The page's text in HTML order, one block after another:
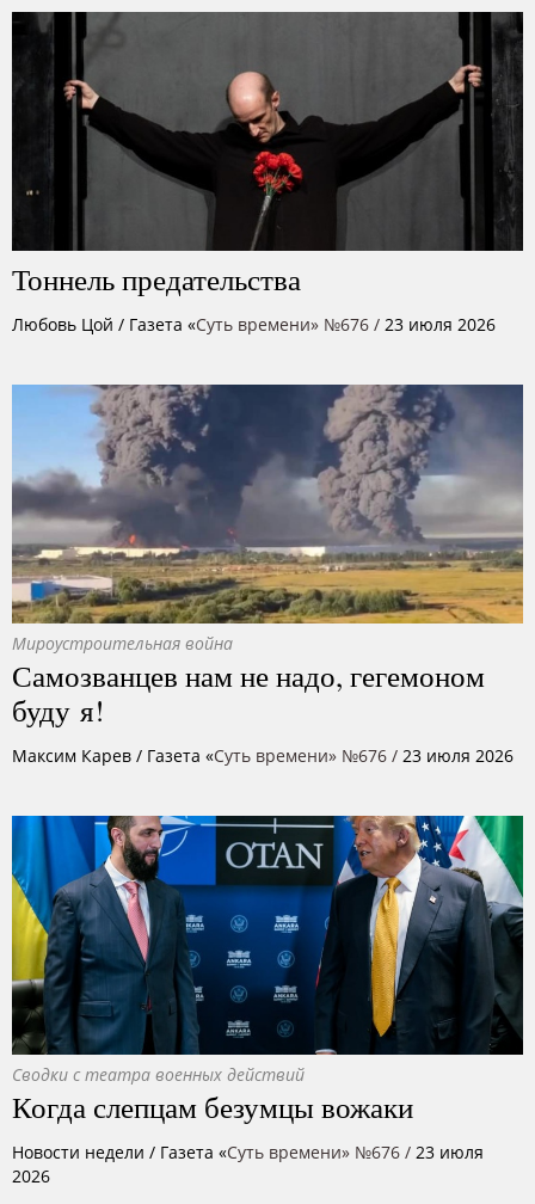
Тоннель предательства
Любовь Цой / Газета «Суть времени» №676 / 23 июля 2026
Мироустроительная война
Самозванцев нам не надо, гегемоном
буду я!
Максим Карев / Газета «Суть времени» №676 / 23 июля 2026
Сводки с театра военных действий
Когда слепцам безумцы вожаки
Новости недели / Газета «Суть времени» №676 / 23 июля
2026